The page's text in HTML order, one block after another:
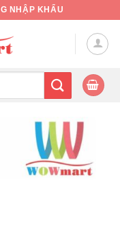
NHẬP KHẨU